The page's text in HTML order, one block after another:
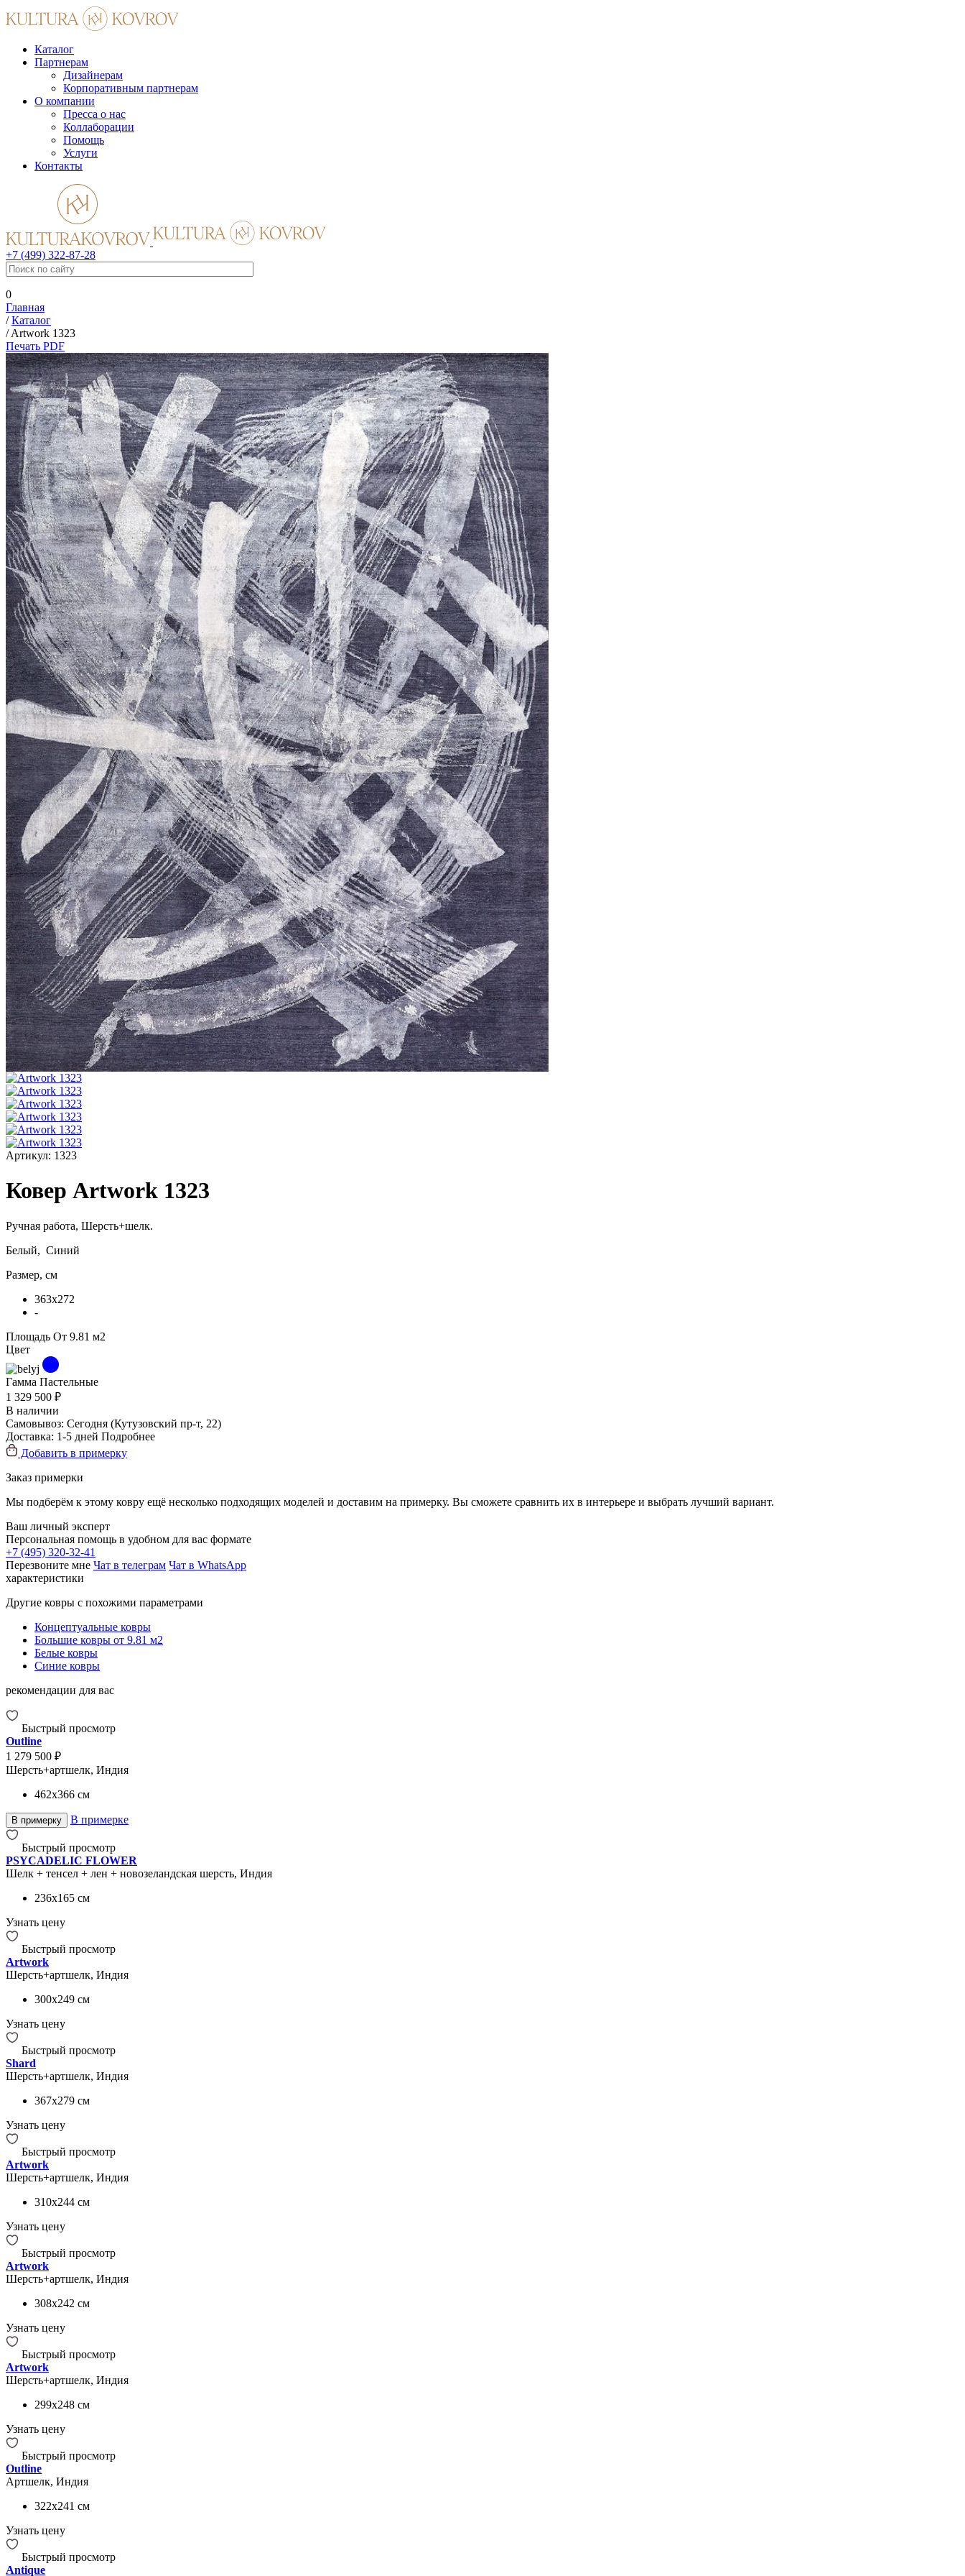
Каталог
Партнерам
Дизайнерам
Корпоративным партнерам
О компании
Пресса о нас
Коллаборации
Помощь
Услуги
Контакты
+7 (499) 322-87-28
0
Главная
/Каталог
/Artwork 1323
Печать PDF
Артикул: 1323
Ковер Artwork 1323
Ручная работа, Шерсть+шелк.
Белый, Синий
Размер, см
363x272
-
Площадь От 9.81 м2
Цвет
Гамма Пастельные
1 329 500 ₽
В наличии
Самовывоз: Сегодня (Кутузовский пр-т, 22)
Доставка: 1-5 дней Подробнее
Добавить в примерку
Заказ примерки
Мы подберём к этому ковру ещё несколько подходящих моделей и доставим на примерку. Вы сможете сравнить их в интерьере и выбрать лучший вариант.
Ваш личный эксперт
Персональная помощь в удобном для вас формате
+7 (495) 320-32-41
Перезвоните мне Чат в телеграм Чат в WhatsApp
характеристики
Другие ковры с похожими параметрами
Концептуальные ковры
Большие ковры от 9.81 м2
Белые ковры
Синие ковры
рекомендации для вас
Быстрый просмотр
Outline
1 279 500 ₽
Шерсть+артшелк, Индия
462x366 см
В примерку В примерке
Быстрый просмотр
PSYCADELIC FLOWER
Шелк + тенсел + лен + новозеландская шерсть, Индия
236x165 см
Узнать цену
Быстрый просмотр
Artwork
Шерсть+артшелк, Индия
300x249 см
Узнать цену
Быстрый просмотр
Shard
Шерсть+артшелк, Индия
367x279 см
Узнать цену
Быстрый просмотр
Artwork
Шерсть+артшелк, Индия
310x244 см
Узнать цену
Быстрый просмотр
Artwork
Шерсть+артшелк, Индия
308x242 см
Узнать цену
Быстрый просмотр
Artwork
Шерсть+артшелк, Индия
299x248 см
Узнать цену
Быстрый просмотр
Outline
Артшелк, Индия
322x241 см
Узнать цену
Быстрый просмотр
Antique